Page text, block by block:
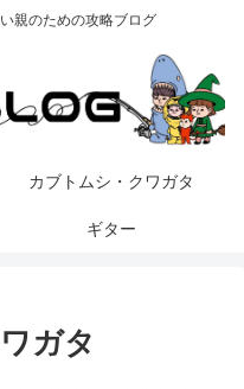
親のための攻略ブログ
カブトムシ・クワガタ
ギター
ガタ